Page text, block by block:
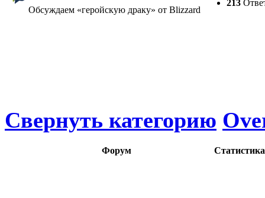
Обсуждаем «геройскую драку» от Blizzard
213
Свернуть категорию
Форум Статистика